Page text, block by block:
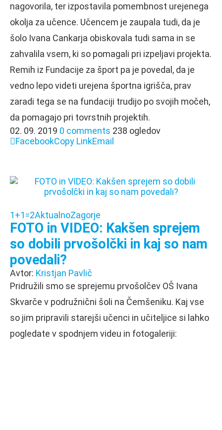
nagovorila, ter izpostavila pomembnost urejenega
okolja za učence. Učencem je zaupala tudi, da je
šolo Ivana Cankarja obiskovala tudi sama in se
zahvalila vsem, ki so pomagali pri izpeljavi projekta.
Remih iz Fundacije za šport pa je povedal, da je
vedno lepo videti urejena športna igrišča, prav
zaradi tega se na fundaciji trudijo po svojih močeh,
da pomagajo pri tovrstnih projektih.
02. 09. 2019 0 comments 238 ogledov
FacebookCopy LinkEmail
1+1=2AktualnoZagorje
FOTO in VIDEO: Kakšen sprejem
so dobili prvošolčki in kaj so nam
povedali?
Avtor: Kristjan Pavlič
Pridružili smo se sprejemu prvošolčev OŠ Ivana
Skvarče v podružnični šoli na Čemšeniku. Kaj vse
so jim pripravili starejši učenci in učiteljice si lahko
pogledate v spodnjem videu in fotogaleriji: